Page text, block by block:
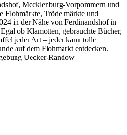
Mecklenburg-Vorpommern und
Flohmärkte, Trödelmärkte und
in der Nähe von Ferdinandshof in
ob Klamotten, gebrauchte Bücher,
jeder Art – jeder kann tolle
auf dem Flohmarkt entdecken.
Uecker-Randow